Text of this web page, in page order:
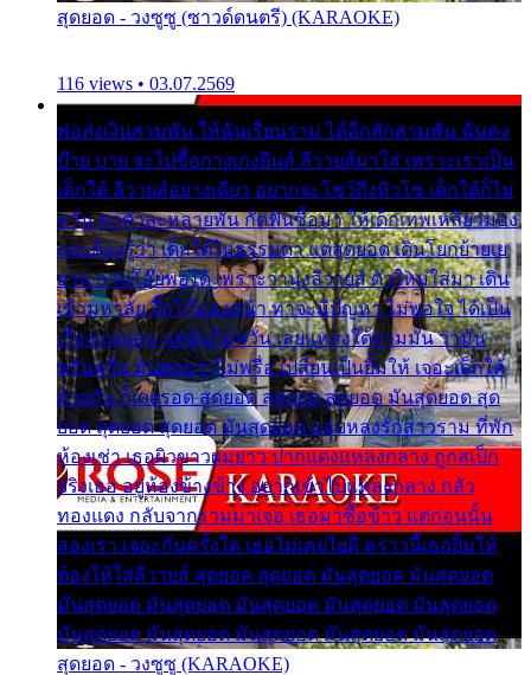
สุดยอด - วงซูซู (ซาวด์ดนตรี) (KARAOKE)
116 views • 03.07.2569
พ่อส่งเงินสามพัน ให้ฉันเรียนราม ได้อีกสักสามพัน ฉันคง
บ๊าย บาย จะไปซื้อกางเกงยีนส์ ลีวายส์มาใส่ เพราะเราเป็น
เด็กใต้ ลีวายส์อย่างเดียว อยากจะโชว์ถึงหิวโซ เด็กใต้ก็ไม่
หวั่น ตกตัวละหลายพัน กัดฟันซื้อมา ให้เด็กเทพเหลียวมอง
และต้องรู้ว่า เด็กใต้ไม่ธรรมดา แต่สุดยอด เดินโยกย้ายเย
ยวน กวนโอ๊ยพอได้ เพราะว่านุ่งลีวายส์ ตัวใหม่ใส่มา เดิน
เข้ามหาลัย จิ๊กโก๊มองหน้า ท่าจะมีปัญหา ไม่พอใจ ได้เป็น
เรื่องแน่นอน แต่ฉันไม่หวั่น เลยแหลงใต้ถามมัน ว่ามัน
พรั่นพรือ มันตอบว่าไม่พรื่อ เปลี่ยนเป็นยิ้มให้ เจอะเด็กใต้
ด้วยกัน ก็เลยรอด สุดยอด สุดยอด สุดยอด มันสุดยอด สุด
ยอด สุดยอด สุดยอด มันสุดยอด แอบหลงรักสาวราม ที่พัก
ห้องเช่า เธอผิวขาวผมยาว ปากแดงแหลงกลาง ถูกสเป็ก
จริงเธอ อยู่ห้องข้างข้าง อยากเข้าไปแหลงกลาง กลัว
ทองแดง กลับจากรามมาเจอ เธอมาซื้อข้าว แต่ก่อนนั้น
สองเรา เจอะกันครั้งใด เธอไม่เคยไยดี คราวนี้เธอยิ้มให้
ต้องให้ใส่ลีวายส์ สุดยอด สุดยอด มันสุดยอด มันสุดยอด
มันสุดยอด มันสุดยอด มันสุดยอด มันสุดยอด มันสุดยอด
มันสุดยอด มันสุดยอด มันสุดยอด มันสุดยอด มันสุดยอด
สุดยอด - วงซูซู (KARAOKE)